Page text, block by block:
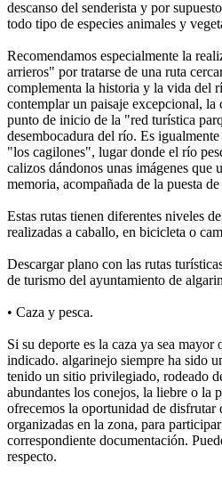
descanso del senderista y por
todo tipo de especies animales y
Recomendamos especialmente la
arrieros" por tratarse de una ruta
complementa la historia y la vida del
contemplar un paisaje excepcional, la
punto de inicio de la "red turística
desembocadura del río. Es
"los cagilones", lugar donde el río
calizos dándonos unas imágenes que
memoria, acompañada de la puesta
Estas rutas tienen diferentes niveles
realizadas a caballo, en bicicleta o
Descargar plano con las rutas
de turismo del ayuntamiento de
• Caza y pesca.
Si su deporte es la caza ya sea mayor
indicado. algarinejo siempre ha sido
tenido un sitio privilegiado, rodeado
abundantes los conejos, la liebre o la
ofrecemos la oportunidad de disfrutar
organizadas en la zona, para
correspondiente documentación.
respecto.